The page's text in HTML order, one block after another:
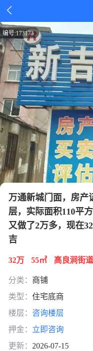

编号:173173
万通新城门面，房产
层，实际面积110平
又做了2万多，现在
吉
32万 55㎡ 高良涧街道
分类： 商铺
类型： 住宅底商
楼层： 咨询楼层
押金： 立即咨询
更新： 2026-07-15